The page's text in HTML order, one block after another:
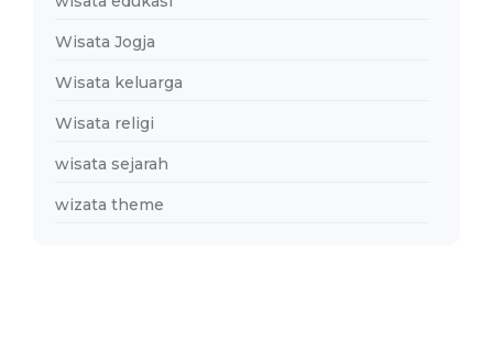
Wisata Jogja
Wisata keluarga
Wisata religi
wisata sejarah
wizata theme